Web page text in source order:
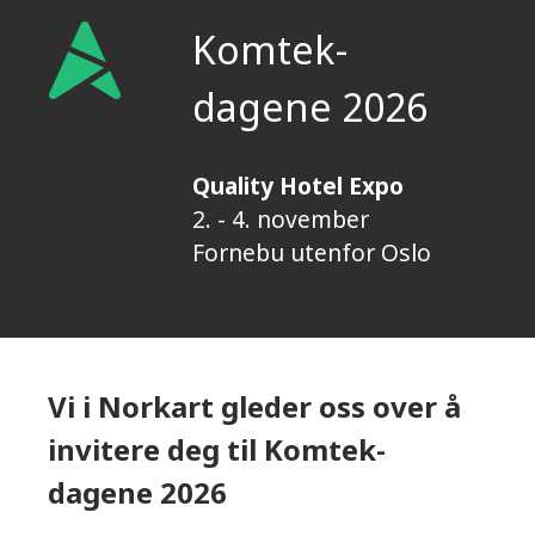
Komtek-
dagene 2026
Quality Hotel Expo
2. - 4. november
Fornebu utenfor Oslo
Vi i Norkart gleder oss over å
invitere deg til Komtek-
dagene 2026